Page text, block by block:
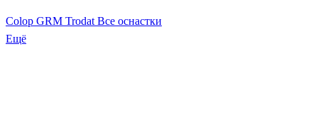
Colop GRM Trodat Все оснастки
Ещё